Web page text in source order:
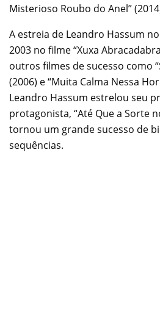
Misterioso Roubo do Anel”
A estreia de Leandro Hassum
2003 no filme “Xuxa
outros filmes de sucesso como
(2006) e “Muita Calma Nessa
Leandro Hassum estrelou seu
protagonista, “Até Que a Sorte
tornou um grande sucesso de
sequências.